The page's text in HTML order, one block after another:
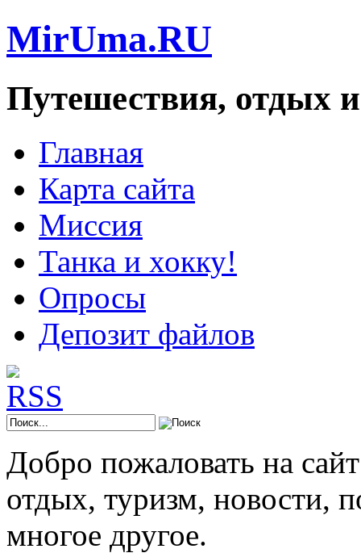
MirUma.RU
Путешествия, отдых
Главная
Карта сайта
Миссия
Танка и хокку!
Опросы
Депозит файлов
Добро пожаловать на
отдых, туризм, новости,
многое другое.